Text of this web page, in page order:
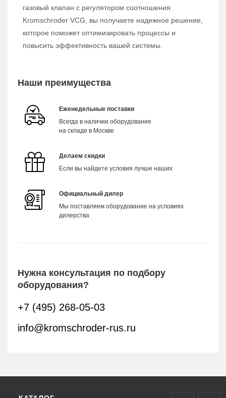
газовый клапан с регулятором соотношения
Kromschroder VCG, вы получаете надежное решение,
которое поможет оптимизировать процессы и
повысить эффективность вашей системы.
Наши преимущества
Еженедельные поставки
Всегда в наличии оборудование
на складе в Москве
Делаем скидки
Если вы найдете условия лучше наших
Официальный дилер
Мы поставляем оборудование на условиях
дилерства
Нужна консультация по подбору
оборудования?
+7 (495) 268-05-03
info@kromschroder-rus.ru